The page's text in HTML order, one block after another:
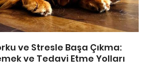
ve Stresle Başa Çıkma:
ve Tedavi Etme Yolları